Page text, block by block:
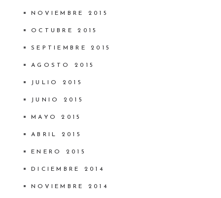
NOVIEMBRE 2015
OCTUBRE 2015
SEPTIEMBRE 2015
AGOSTO 2015
JULIO 2015
JUNIO 2015
MAYO 2015
ABRIL 2015
ENERO 2015
DICIEMBRE 2014
NOVIEMBRE 2014